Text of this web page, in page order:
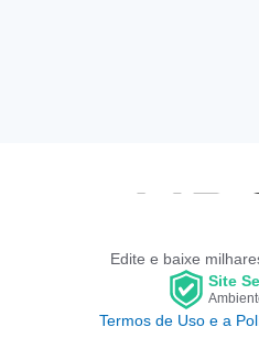
Edite e baixe
Site
Termos de Uso e a